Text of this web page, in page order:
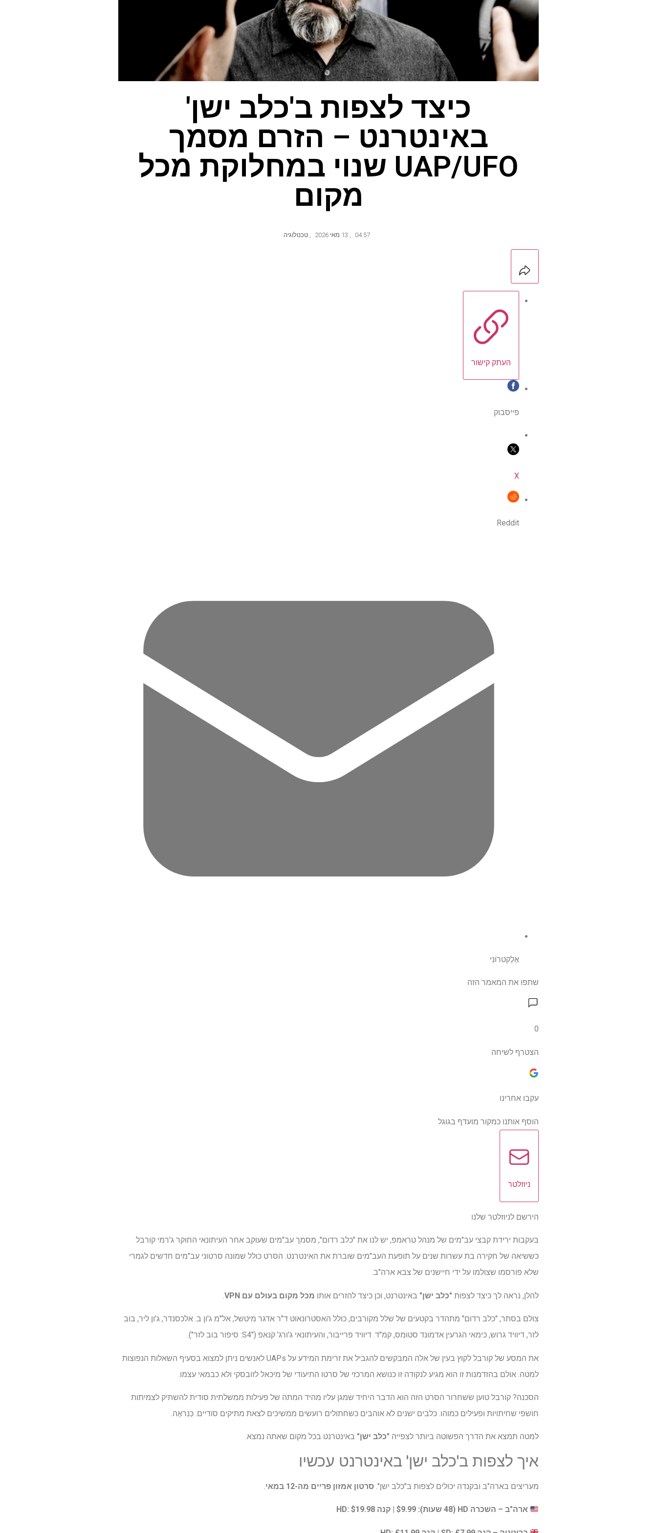
כיצד לצפות ב'כלב ישן'
באינטרנט – הזרם מסמך
UAP/UFO שנוי במחלוקת מכל
מקום
04:57
,
, טכנולוגיה
העתק קישור
פייסבוק
X
Reddit
אֶלֶקטרוֹנִי
שתפו את המאמר הזה
0
הצטרף לשיחה
עקבו אחרינו
הוסף אותנו כמקור מועדף בגוגל
ניוזלטר
הירשם לניוזלטר שלנו
בעקבות ירידת קבצי עב"מים של מנהל טראמפ, יש לנו את "כלב רדום", מסמך עב"מים שעוקב אחר העיתונאי החוקר ג'רמי קורבל
כששיאה של חקירה בת עשרות שנים על תופעת העב"מים שוברת את האינטרנט. הסרט כולל שמונה סרטוני עב"מים חדשים לגמרי
שלא פורסמו שצולמו על ידי חיישנים של צבא ארה"ב.
להלן, נראה לך כיצד לצפות "כלב ישן" באינטרנט, וכן כיצד להזרים אותו מכל מקום בעולם עם VPN
צולם בסתר, "כלב רדום" מתהדר בקטעים של שלל מקורבים, כולל האסטרונאוט ד"ר אדגר מיטשל, אל"מ ג'ון ב. אלכסנדר, ג'ון ליר, בוב
לזר, דיוויד גרוש, כימאי הגרעין אדמונד סטומס, קמ"ד. דיוויד פרייבור, והעיתונאי ג'ורג' קנאפ ("S4: סיפור בוב לזר").
את המסע של קורבל לקוץ בעין של אלה המבקשים להגביל את זרימת המידע על UAPs לאנשים ניתן למצוא בסעיף השאלות הנפוצות
למטה. אולם בהזדמנות זו הוא מגיע לנקודה זו כנושא המרכזי של סרטו התיעודי של מיכאל לזובסקי ולא כבמאי עצמו.
הסכנה? קורבל טוען ששחרור הסרט הזה הוא הדבר היחיד שמגן עליו מהיד המתה של פעילות ממשלתית סודית להשתיק לצמיתות
חושפי שחיתויות ופעילים כמוהו. כלבים ישנים לא אוהבים כשחתולים רועשים ממשיכים לצאת מתיקים סודיים. כַּנִראֶה.
למטה תמצא את הדרך הפשוטה ביותר לצפייה "כלב ישן" באינטרנט בכל מקום שאתה נמצא.
איך לצפות ב'כלב ישן' באינטרנט עכשיו
מעריצים בארה"ב ובקנדה יכולים לצפות ב"כלב ישן". סרטון אמזון פריים מה-12 במאי
ארה"ב – השכרה HD (48 שעות): $9.99 | קנה HD:$19.98